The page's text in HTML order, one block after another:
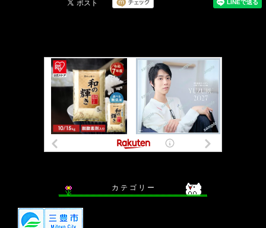
カ テ ゴ リ ー